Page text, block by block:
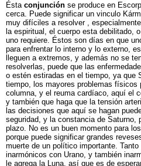
Ésta conjunción se produce en
cerca. Puede significar un vinculo
muy difíciles a resolver ,
la espiritual, el cuerpo esta debilitado,
uno requiere. Éstos son días en que
para enfrentar lo interno y lo externo,
lleguen a extremos, y además no se
resolverlas, puede que las
o estén estiradas en el tiempo, ya que
tiempo, los mayores problemas físicos
columna, y el reuma cardíaco, aquí el
y también que haga que la tensión
las decisiones que aquí se hagan
seguridad, y la constancia de Saturno,
plazo. No es un buen momento para
porque puede significar grandes
muerte de un político importante.
inarmónicos con Urano, y también
le agrega la Luna, así que es de